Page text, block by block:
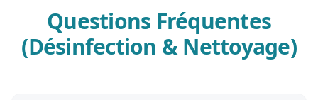
Questions Fréquentes
(Désinfection & Nettoyage)